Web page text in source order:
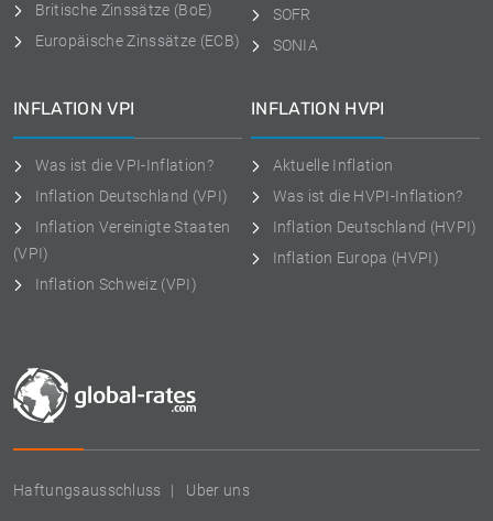
Haftungsausschluss Uber uns
Britische Zinssätze (BoE)
Europäische Zinssätze (ECB)
SOFR
SONIA
INFLATION VPI
Was ist die VPI-Inflation?
Inflation Deutschland (VPI)
Inflation Vereinigte Staaten
(VPI)
Inflation Schweiz (VPI)
INFLATION HVPI
Aktuelle Inflation
Was ist die HVPI-Inflation?
Inflation Deutschland (HVPI)
Inflation Europa (HVPI)